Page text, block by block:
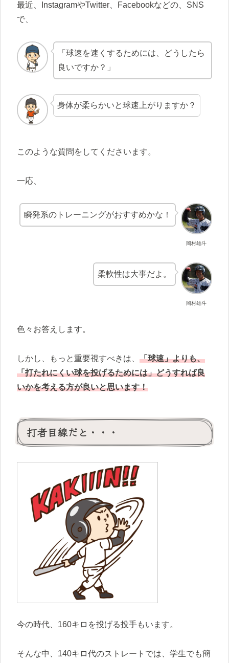
最近、InstagramやTwitter、Facebookなどの、SNS
で、
「球速を速くするためには、どうしたら
良いですか？」
身体が柔らかいと球速上がりますか？
このような質問をしてくださいます。
一応、
岡村雄斗
瞬発系のトレーニングがおすすめかな！
岡村雄斗
柔軟性は大事だよ。
色々お答えします。
しかし、もっと重要視すべきは、 「球速」よりも、
「打たれにくい球を投げるためには」どうすれば良
いかを考える方が良いと思います！
打者目線だと・・・
今の時代、160キロを投げる投手もいます。
そんな中、140キロ代のストレートでは、学生でも簡